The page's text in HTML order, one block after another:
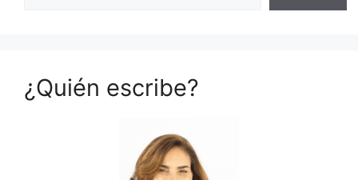
¿Quién escribe?